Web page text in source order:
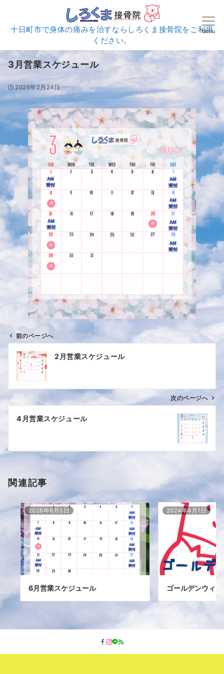
十日町市で身体の痛みを治すならしろくま接骨院をご利用
ください。
Menu
3月営業スケジュール
2026年2月24日
投
ゲ
ン
前のページへ
2月営業スケジュール
次のページへ
4月営業スケジュール
関連記事
2026年6月5日
6月営業スケジュール
2024年4月1日
ゴールデンウィ